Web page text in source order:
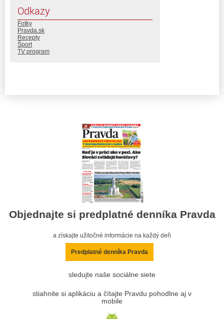
Odkazy
Fotky
Pravda.sk
Recepty
Šport
TV program
Objednajte si predplatné denníka Pravda
a získajte užitočné informácie na každý deň
Predplatné denníka Pravda
sledujte naše sociálne siete
stiahnite si aplikáciu a čítajte Pravdu pohodlne aj v
mobile